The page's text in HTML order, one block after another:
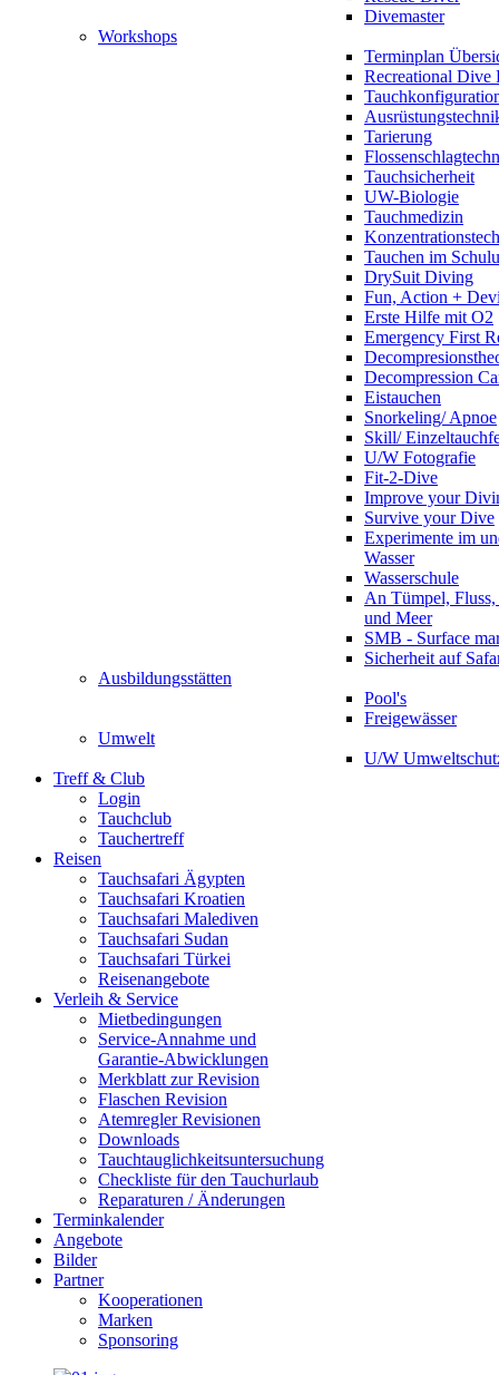
Divemaster
Workshops
Terminplan
Recreational Dive
Tarierung
Tauchsicherheit
UW-Biologie
Tauchmedizin
Tauchen im
DrySuit Diving
Fun, Action +
Erste Hilfe mit O2
Emergency First
Decompression
Eistauchen
Snorkeling/ Apnoe
Skill/
U/W Fotografie
Fit-2-Dive
Improve your
Survive your Dive
Experimente im
Wasser
Wasserschule
An Tümpel,
und Meer
SMB - Surface
Sicherheit auf
Ausbildungsstätten
Pool's
Freigewässer
Umwelt
U/W
Treff & Club
Login
Tauchclub
Tauchertreff
Reisen
Tauchsafari Ägypten
Tauchsafari Kroatien
Tauchsafari Malediven
Tauchsafari Sudan
Tauchsafari Türkei
Reisenangebote
Verleih & Service
Mietbedingungen
Service-Annahme und
Garantie-Abwicklungen
Merkblatt zur Revision
Flaschen Revision
Atemregler Revisionen
Downloads
Tauchtauglichkeitsuntersuchung
Checkliste für den Tauchurlaub
Reparaturen / Änderungen
Terminkalender
Angebote
Bilder
Partner
Kooperationen
Marken
Sponsoring